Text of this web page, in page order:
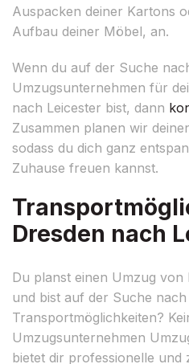
Auspacken deiner Kartons
Aufbau deiner Möbel, an.
Wenn du auf der Suche
Umzugsunternehmen für
nach Leicester bist, dann
Zusammen planen wir
sodass du dich ganz
Zuhause freuen kannst.
Dresden nach
Du planst einen Umzug von
und bist auf der Suche
Transportmöglichkeiten?
Umzugsunternehmen
bietet dir professionelle und